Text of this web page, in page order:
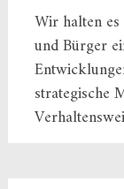
Wir halten
und Bürger
strategische